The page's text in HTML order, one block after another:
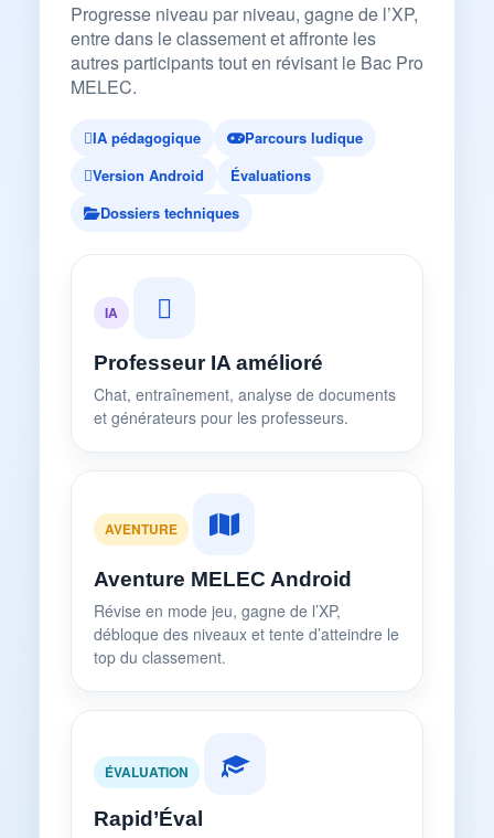
Progresse niveau par niveau, gagne de l’XP,
entre dans le classement et affronte les
autres participants tout en révisant le Bac Pro
MELEC.
IA pédagogique
Parcours ludique
Version Android
Évaluations
Dossiers techniques
IA
Professeur IA amélioré
Chat, entraînement, analyse de documents
et générateurs pour les professeurs.
AVENTURE
Aventure MELEC Android
Révise en mode jeu, gagne de l’XP,
débloque des niveaux et tente d’atteindre le
top du classement.
ÉVALUATION
Rapid’Éval